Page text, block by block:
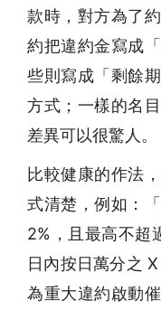
款時，對方為了
約把違約金寫成
些則寫成「剩餘
方式；一樣的名
差異可以很驚人。
比較健康的作法
式清楚，例如：
2%，且最高不超
日內按日萬分之
為重大違約啟動